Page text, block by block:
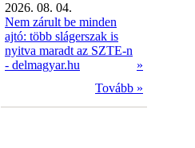
2026. 08. 04.
Nem zárult be minden
ajtó: több slágerszak is
nyitva maradt az SZTE-n
- delmagyar.hu
»
Tovább »